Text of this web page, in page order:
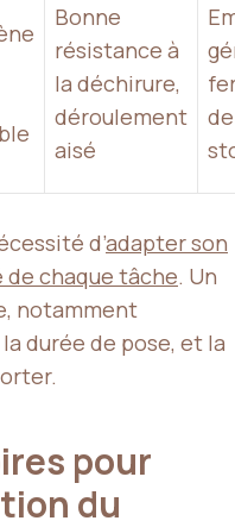
Bonne
résistance à
la déchirure,
déroulement
aisé
d’adapter son
chaque tâche. Un
notamment
durée de pose, et la
pour
du